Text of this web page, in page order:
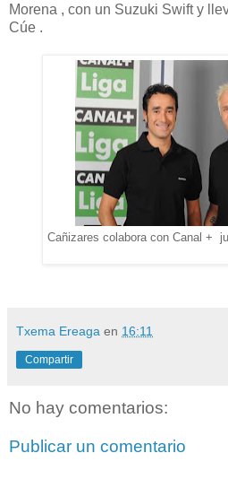
Morena , con un Suzuki Swift y
Cúe .
Cañizares colabora con Canal +
Txema Ereaga en 16:11
Compartir
No hay comentarios:
Publicar un comentario